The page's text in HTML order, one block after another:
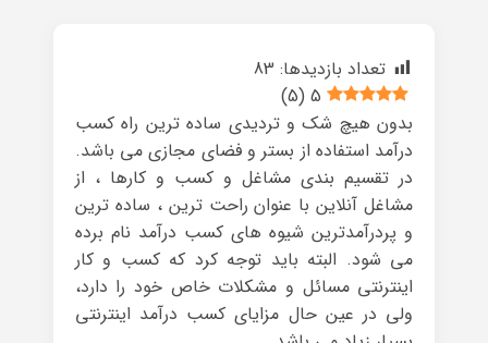
تعداد بازدیدها: 83
5
(
5
)
بدون هیچ شک و تردیدی ساده ترین راه کسب
درآمد استفاده از بستر و فضای مجازی می باشد.
در تقسیم بندی مشاغل و کسب و کارها ، از
مشاغل آنلاین با عنوان راحت ترین ، ساده ترین
و پردرآمدترین شیوه های کسب درآمد نام برده
می شود. البته باید توجه کرد که کسب و کار
اینترنتی مسائل و مشکلات خاص خود را دارد،
ولی در عین حال مزایای کسب درآمد اینترنتی